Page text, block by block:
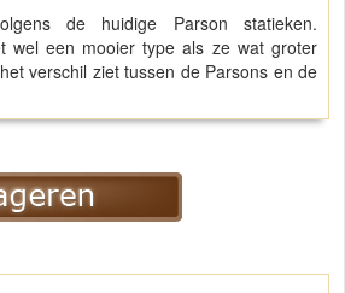
de huidige Parson statieken.
wel een mooier type als ze wat groter
verschil ziet tussen de Parsons en de